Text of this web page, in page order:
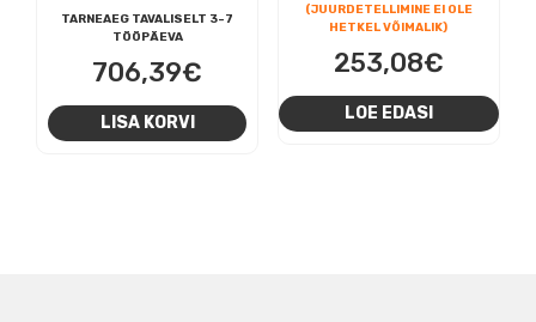
TARNEAEG TAVALISELT 3-7
TÖÖPÄEVA
706,39€
LISA KORVI
(JUURDETELLIMINE EI OLE
HETKEL VÕIMALIK)
253,08€
LOE EDASI